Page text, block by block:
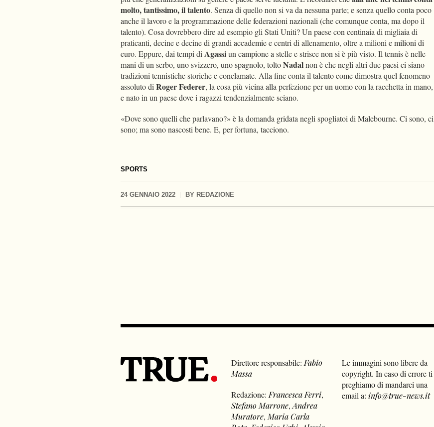
SPORTS
24 GENNAIO 2022 BY REDAZIONE
molto, tantissimo, il talento. Senza di quello non si va da nessuna parte; e senza quello conta poco
anche il lavoro e la programmazione delle federazioni nazionali (che comunque conta, ma dopo il
talento). Cosa dovrebbero dire ad esempio gli Stati Uniti? Un paese con centinaia di migliaia di
praticanti, decine e decine di grandi accademie e centri di allenamento, oltre a milioni e milioni di
euro. Eppure, dai tempi diAgassiun campione a stelle e strisce non si è più visto. Il tennis è nelle
mani di un serbo, uno svizzero, uno spagnolo, toltoNadalnon è che negli altri due paesi ci siano
tradizioni tennistiche storiche e conclamate. Alla fine conta il talento come dimostra quel fenomeno
assoluto diRoger Federer, la cosa più vicina alla perfezione per un uomo con la racchetta in mano,
e nato in un paese dove i ragazzi tendenzialmente sciano.
«Dove sono quelli che parlavano?» è la domanda gridata negli spogliatoi di Malebourne. Ci sono, ci
sono; ma sono nascosti bene. E, per fortuna, tacciono.
Direttore responsabile: Fabio
Massa
Redazione: Francesca Ferri,
Stefano Marrone,Andrea
Muratore, Maria Carla
Le immagini sono libere da
copyright. In caso di errore ti
preghiamo di mandarci una
email a: info@true-news.it